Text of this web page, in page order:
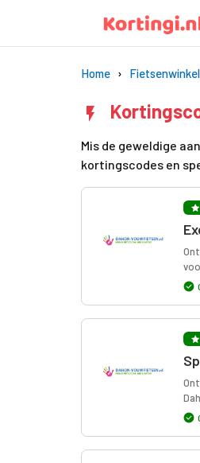
Home
Mis de geweldige
kortingscodes en